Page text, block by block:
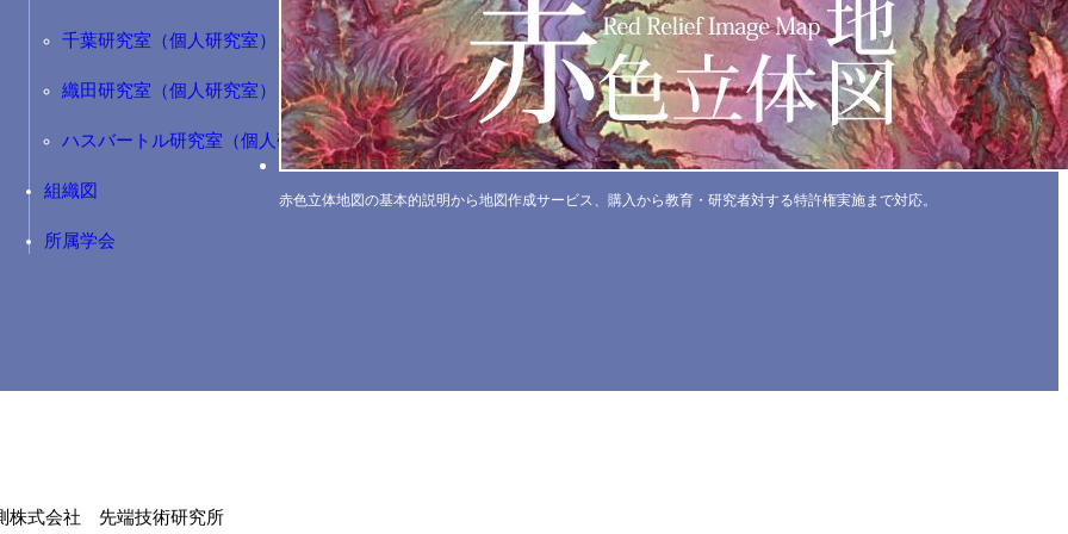
千葉研究室（個人研究室）
織田研究室（個人研究室）
ハスバートル研究室（個人研究室）
組織図
所属学会
赤色立体地図の基本的説明から地図作成サービス、購入から教育・研究者対する特許権実施まで対応。
株式会社 先端技術研究所